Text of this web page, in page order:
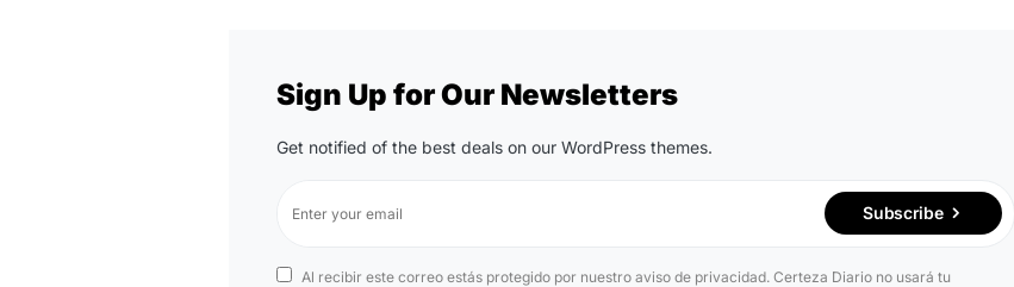
Sign Up for Our Newsletters
Get notified of the best deals on our WordPress themes.
Subscribe
Al recibir este correo estás protegido por nuestro aviso de privacidad. Certeza Diario no usará tu